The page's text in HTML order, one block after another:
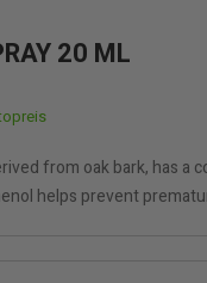
20 ML
from oak bark, has a
helps prevent